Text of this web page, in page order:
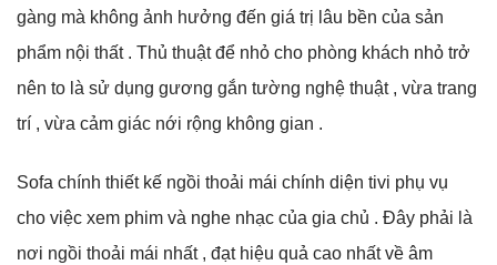
gàng mà không ảnh hưởng đến giá trị lâu bền của sản
phẩm nội thất . Thủ thuật để nhỏ cho phòng khách nhỏ trở
nên to là sử dụng gương gắn tường nghệ thuật , vừa trang
trí , vừa cảm giác nới rộng không gian .
Sofa chính thiết kế ngồi thoải mái chính diện tivi phụ vụ
cho việc xem phim và nghe nhạc của gia chủ . Đây phải là
nơi ngồi thoải mái nhất , đạt hiệu quả cao nhất về âm